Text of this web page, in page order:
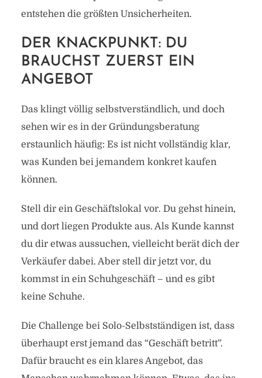
entstehen die größten Unsicherheiten.
DER KNACKPUNKT: DU
BRAUCHST ZUERST EIN
ANGEBOT
Das klingt völlig selbstverständlich, und doch
sehen wir es in der Gründungsberatung
erstaunlich häufig: Es ist nicht vollständig klar,
was Kunden bei jemandem konkret kaufen
können.
Stell dir ein Geschäftslokal vor. Du gehst hinein,
und dort liegen Produkte aus. Als Kunde kannst
du dir etwas aussuchen, vielleicht berät dich der
Verkäufer dabei. Aber stell dir jetzt vor, du
kommst in ein Schuhgeschäft – und es gibt
keine Schuhe.
Die Challenge bei Solo-Selbstständigen ist, dass
überhaupt erst jemand das “Geschäft betritt”.
Dafür braucht es ein klares Angebot, das